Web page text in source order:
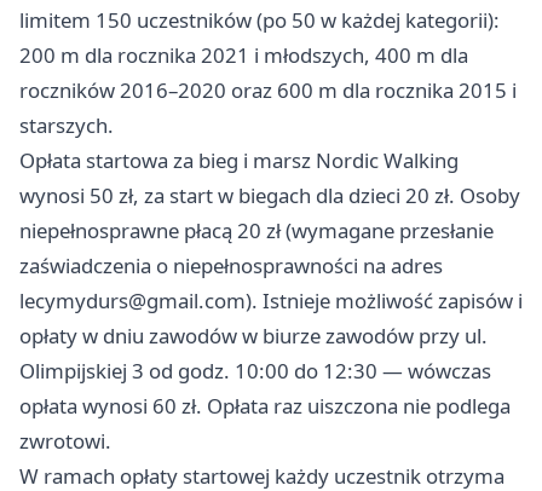
limitem 150 uczestników (po 50 w każdej kategorii):
200 m dla rocznika 2021 i młodszych, 400 m dla
roczników 2016–2020 oraz 600 m dla rocznika 2015 i
starszych.
Opłata startowa za bieg i marsz Nordic Walking
wynosi 50 zł, za start w biegach dla dzieci 20 zł. Osoby
niepełnosprawne płacą 20 zł (wymagane przesłanie
zaświadczenia o niepełnosprawności na adres
lecymydurs@gmail.com). Istnieje możliwość zapisów i
opłaty w dniu zawodów w biurze zawodów przy ul.
Olimpijskiej 3 od godz. 10:00 do 12:30 — wówczas
opłata wynosi 60 zł. Opłata raz uiszczona nie podlega
zwrotowi.
W ramach opłaty startowej każdy uczestnik otrzyma